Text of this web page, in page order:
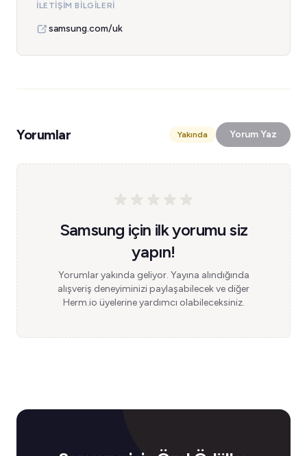
İLETIŞIM BILGILERI
samsung.com/uk
Yorumlar Yakında Yorum Yaz
Samsung için ilk yorumu siz
yapın!
Yorumlar yakında geliyor. Yayına alındığında
alışveriş deneyiminizi paylaşabilecek ve diğer
Herm.io üyelerine yardımcı olabileceksiniz.